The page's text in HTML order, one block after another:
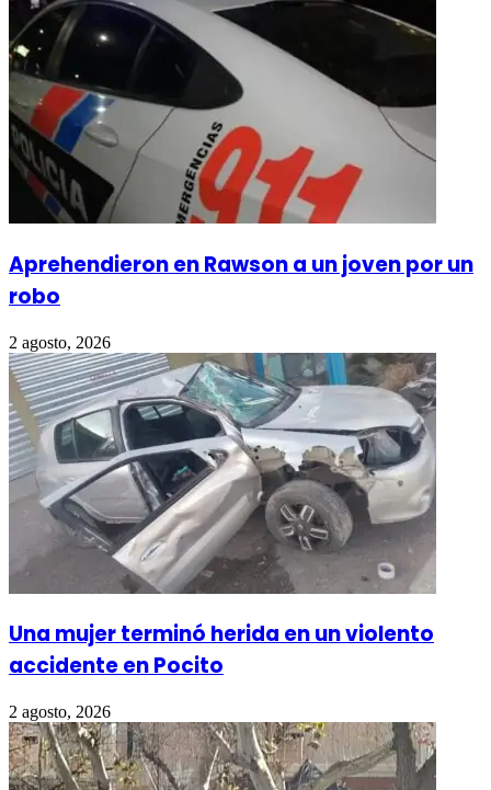
Aprehendieron en Rawson a un joven por un
robo
2 agosto, 2026
Una mujer terminó herida en un violento
accidente en Pocito
2 agosto, 2026